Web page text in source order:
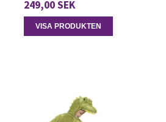
249,00 SEK
VISA PRODUKTEN